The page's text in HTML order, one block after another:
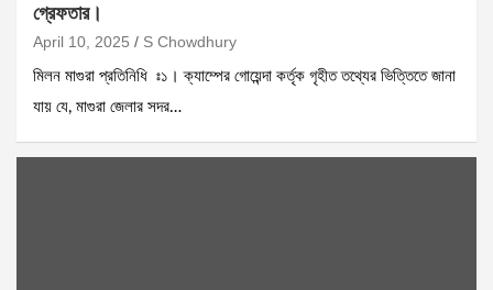
গ্রেফতার।
April 10, 2025 S Chowdhury
মিলন মাগুরা প্রতিনিধি ঃ১। ক্যাম্পের গোয়েন্দা কর্তৃক গৃহীত তথ্যের ভিত্তিতে জানা
যায় যে, মাগুরা জেলার সদর…